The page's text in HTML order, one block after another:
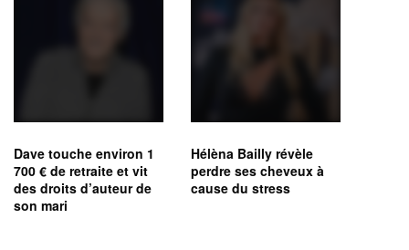
Dave touche environ 1
700 € de retraite et vit
des droits d’auteur de
son mari
Hélèna Bailly révèle
perdre ses cheveux à
cause du stress